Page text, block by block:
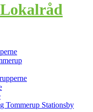
Tommerup Stationsby